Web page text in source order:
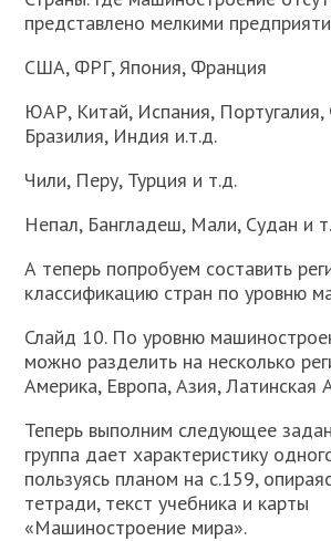
представлено мелкими
США, ФРГ, Япония, Франция
ЮАР, Китай, Испания,
Бразилия, Индия и.т.д.
Чили, Перу, Турция и т.д.
Непал, Бангладеш, Мали, Судан и
А теперь попробуем составить
классификацию стран по уровню
Слайд 10. По уровню
можно разделить на несколько
Америка, Европа, Азия, Латинская
Теперь выполним следующее
группа дает характеристику
пользуясь планом на с.159,
тетради, текст учебника и карты
«Машиностроение мира».